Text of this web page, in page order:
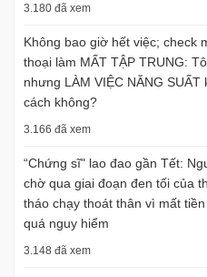
3.180 đã xem
Không bao giờ hết việc; check
thoại làm MẤT TẬP TRUNG:
nhưng LÀM VIỆC NĂNG SUẤT
cách không?
3.166 đã xem
“Chứng sĩ" lao đao gần Tết:
chờ qua giai đoạn đen tối của
tháo chạy thoát thân vì mất tiền
quá nguy hiểm
3.148 đã xem